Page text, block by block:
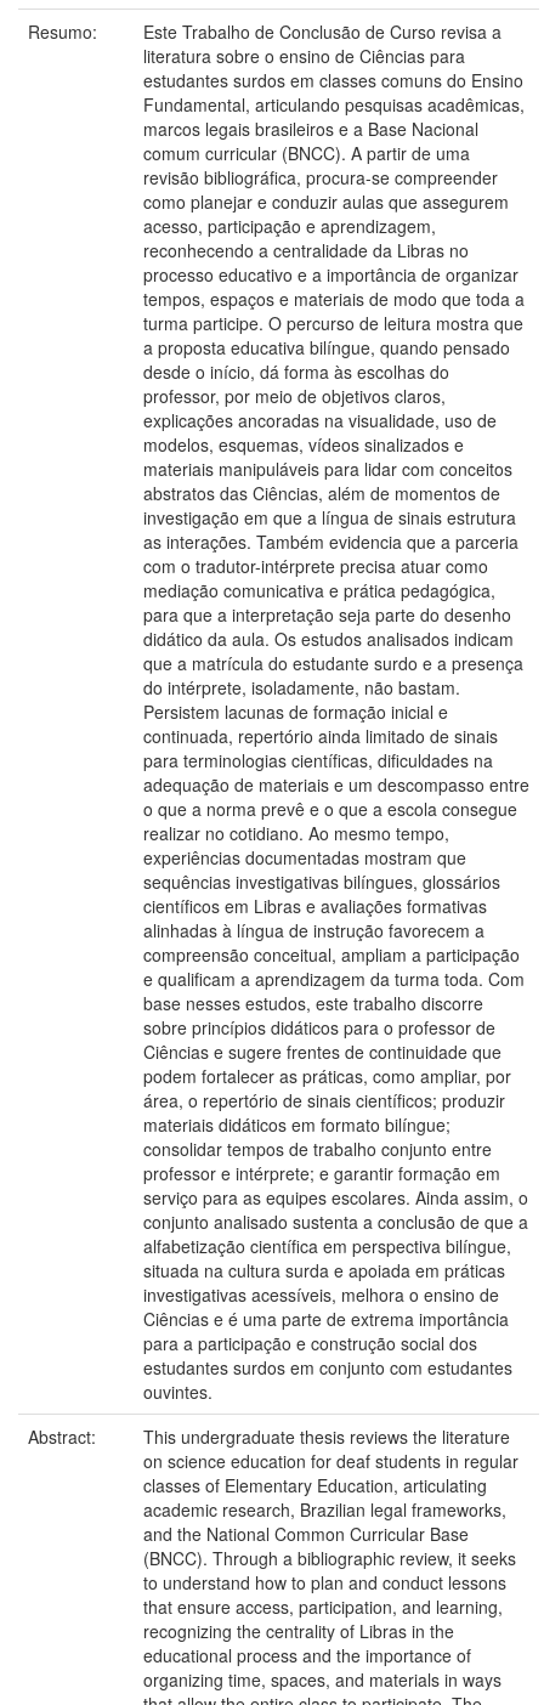
Resumo:
Este Trabalho de Conclusão de Curso revisa a
literatura sobre o ensino de Ciências para
estudantes surdos em classes comuns do Ensino
Fundamental, articulando pesquisas acadêmicas,
marcos legais brasileiros e a Base Nacional
comum curricular (BNCC). A partir de uma
revisão bibliográfica, procura-se compreender
como planejar e conduzir aulas que assegurem
acesso, participação e aprendizagem,
reconhecendo a centralidade da Libras no
processo educativo e a importância de organizar
tempos, espaços e materiais de modo que toda a
turma participe. O percurso de leitura mostra que
a proposta educativa bilíngue, quando pensado
desde o início, dá forma às escolhas do
professor, por meio de objetivos claros,
explicações ancoradas na visualidade, uso de
modelos, esquemas, vídeos sinalizados e
materiais manipuláveis para lidar com conceitos
abstratos das Ciências, além de momentos de
investigação em que a língua de sinais estrutura
as interações. Também evidencia que a parceria
com o tradutor-intérprete precisa atuar como
mediação comunicativa e prática pedagógica,
para que a interpretação seja parte do desenho
didático da aula. Os estudos analisados indicam
que a matrícula do estudante surdo e a presença
do intérprete, isoladamente, não bastam.
Persistem lacunas de formação inicial e
continuada, repertório ainda limitado de sinais
para terminologias científicas, dificuldades na
adequação de materiais e um descompasso entre
o que a norma prevê e o que a escola consegue
realizar no cotidiano. Ao mesmo tempo,
experiências documentadas mostram que
sequências investigativas bilíngues, glossários
científicos em Libras e avaliações formativas
alinhadas à língua de instrução favorecem a
compreensão conceitual, ampliam a participação
e qualificam a aprendizagem da turma toda. Com
base nesses estudos, este trabalho discorre
sobre princípios didáticos para o professor de
Ciências e sugere frentes de continuidade que
podem fortalecer as práticas, como ampliar, por
área, o repertório de sinais científicos; produzir
materiais didáticos em formato bilíngue;
consolidar tempos de trabalho conjunto entre
professor e intérprete; e garantir formação em
serviço para as equipes escolares. Ainda assim, o
conjunto analisado sustenta a conclusão de que a
alfabetização científica em perspectiva bilíngue,
situada na cultura surda e apoiada em práticas
investigativas acessíveis, melhora o ensino de
Ciências e é uma parte de extrema importância
para a participação e construção social dos
estudantes surdos em conjunto com estudantes
ouvintes.
Abstract:
This undergraduate thesis reviews the literature
on science education for deaf students in regular
classes of Elementary Education, articulating
academic research, Brazilian legal frameworks,
and the National Common Curricular Base
(BNCC). Through a bibliographic review, it seeks
to understand how to plan and conduct lessons
that ensure access, participation, and learning,
recognizing the centrality of Libras in the
educational process and the importance of
organizing time, spaces, and materials in ways